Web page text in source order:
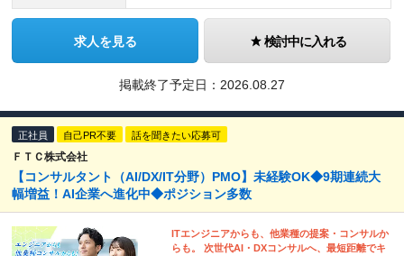
求人を見る 検討中に入れる
掲載終了予定日： 2026.08.27
正社員 自己PR不要 話を聞きたい応募可
ＦＴＣ株式会社
【コンサルタント（AI/DX/IT分野）PMO】未経験OK◆9期連続大
幅増益！AI企業へ進化中◆ポジション多数
ITエンジニアからも、他業種の提案・コンサルか
らも。 次世代AI・DXコンサルへ、最短距離でキ